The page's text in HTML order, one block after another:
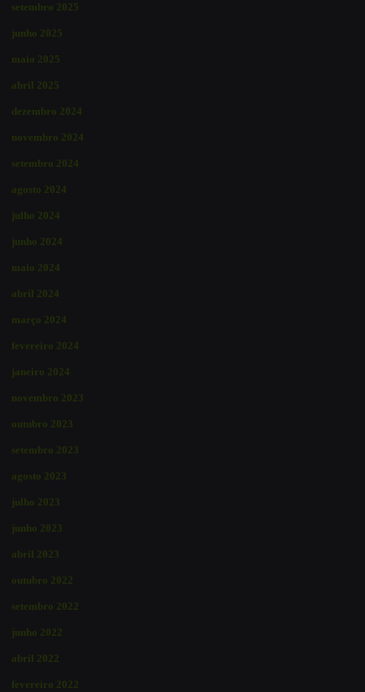
setembro 2025
junho 2025
maio 2025
abril 2025
dezembro 2024
novembro 2024
setembro 2024
agosto 2024
julho 2024
junho 2024
maio 2024
abril 2024
março 2024
fevereiro 2024
janeiro 2024
novembro 2023
outubro 2023
setembro 2023
agosto 2023
julho 2023
junho 2023
abril 2023
outubro 2022
setembro 2022
junho 2022
abril 2022
fevereiro 2022